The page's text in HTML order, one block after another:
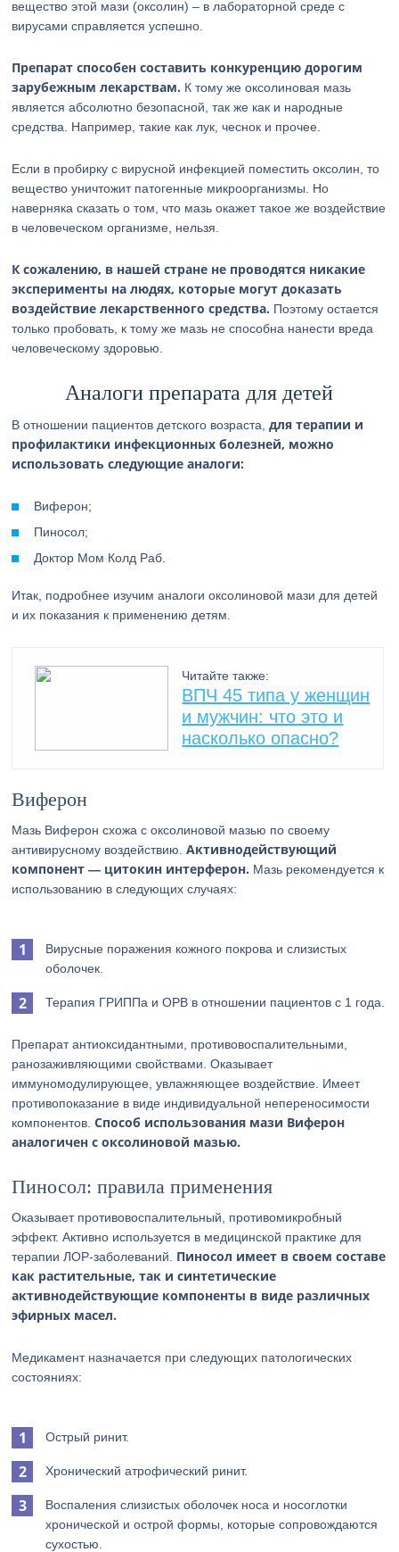
вещество этой мази (оксолин) – в лабораторной среде с
вирусами справляется успешно.
Препарат способен составить конкуренцию дорогим
зарубежным лекарствам. К тому же оксолиновая мазь
является абсолютно безопасной, так же как и народные
средства. Например, такие как лук, чеснок и прочее.
Если в пробирку с вирусной инфекцией поместить оксолин, то
вещество уничтожит патогенные микроорганизмы. Но
наверняка сказать о том, что мазь окажет такое же воздействие
в человеческом организме, нельзя.
К сожалению, в нашей стране не проводятся никакие
эксперименты на людях, которые могут доказать
воздействие лекарственного средства. Поэтому остается
только пробовать, к тому же мазь не способна нанести вреда
человеческому здоровью.
Аналоги препарата для детей
В отношении пациентов детского возраста,для терапии и
профилактики инфекционных болезней, можно
использовать следующие аналоги:
Виферон;
Пиносол;
Доктор Мом Колд Раб.
Итак, подробнее изучим аналоги оксолиновой мази для детей
и их показания к применению детям.
Читайте также:
ВПЧ 45 типа у женщин
и мужчин: что это и
насколько опасно?
Виферон
Мазь Виферон схожа с оксолиновой мазью по своему
антивирусному воздействию.Активнодействующий
компонент — цитокин интерферон. Мазь рекомендуется к
использованию в следующих случаях:
Вирусные поражения кожного покрова и слизистых
оболочек.
Терапия ГРИППа и ОРВ в отношении пациентов с 1 года.
Препарат антиоксидантными, противовоспалительными,
ранозаживляющими свойствами. Оказывает
иммуномодулирующее, увлажняющее воздействие. Имеет
противопоказание в виде индивидуальной непереносимости
компонентов.Способ использования мази Виферон
аналогичен с оксолиновой мазью.
Пиносол: правила применения
Оказывает противовоспалительный, противомикробный
эффект. Активно используется в медицинской практике для
терапии ЛОР-заболеваний. Пиносол имеет в своем составе
как растительные, так и синтетические
активнодействующие компоненты в виде различных
эфирных масел.
Медикамент назначается при следующих патологических
состояниях:
Острый ринит.
Хронический атрофический ринит.
Воспаления слизистых оболочек носа и носоглотки
хронической и острой формы, которые сопровождаются
сухостью.